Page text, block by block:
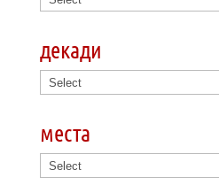
декади
места